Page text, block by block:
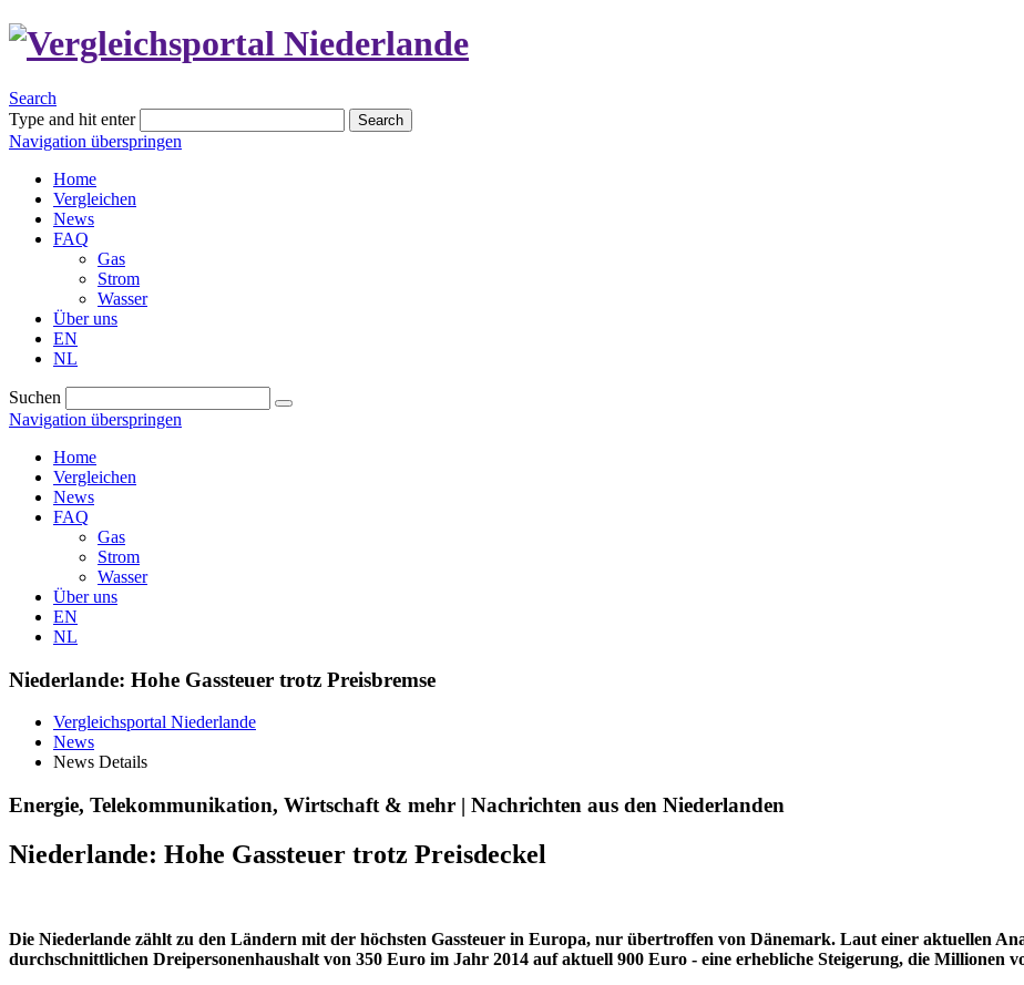
Search
Type and hit enter
Search
Navigation überspringen
Home
Vergleichen
News
FAQ
Gas
Strom
Wasser
Über uns
EN
NL
Suchen
Navigation überspringen
Home
Vergleichen
News
FAQ
Gas
Strom
Wasser
Über uns
EN
NL
Niederlande: Hohe Gassteuer trotz Preisbremse
Vergleichsportal Niederlande
News
News Details
Energie, Telekommunikation, Wirtschaft & mehr | Nachrichten aus den Niederlanden
Niederlande: Hohe Gassteuer trotz Preisdeckel
Die Niederlande zählt zu den Ländern mit der höchsten Gassteuer in Europa, nur übertroffen von Dänemark. Laut einer aktuellen
durchschnittlichen Dreipersonenhaushalt von 350 Euro im Jahr 2014 auf aktuell 900 Euro - eine erhebliche Steigerung, die Millionen